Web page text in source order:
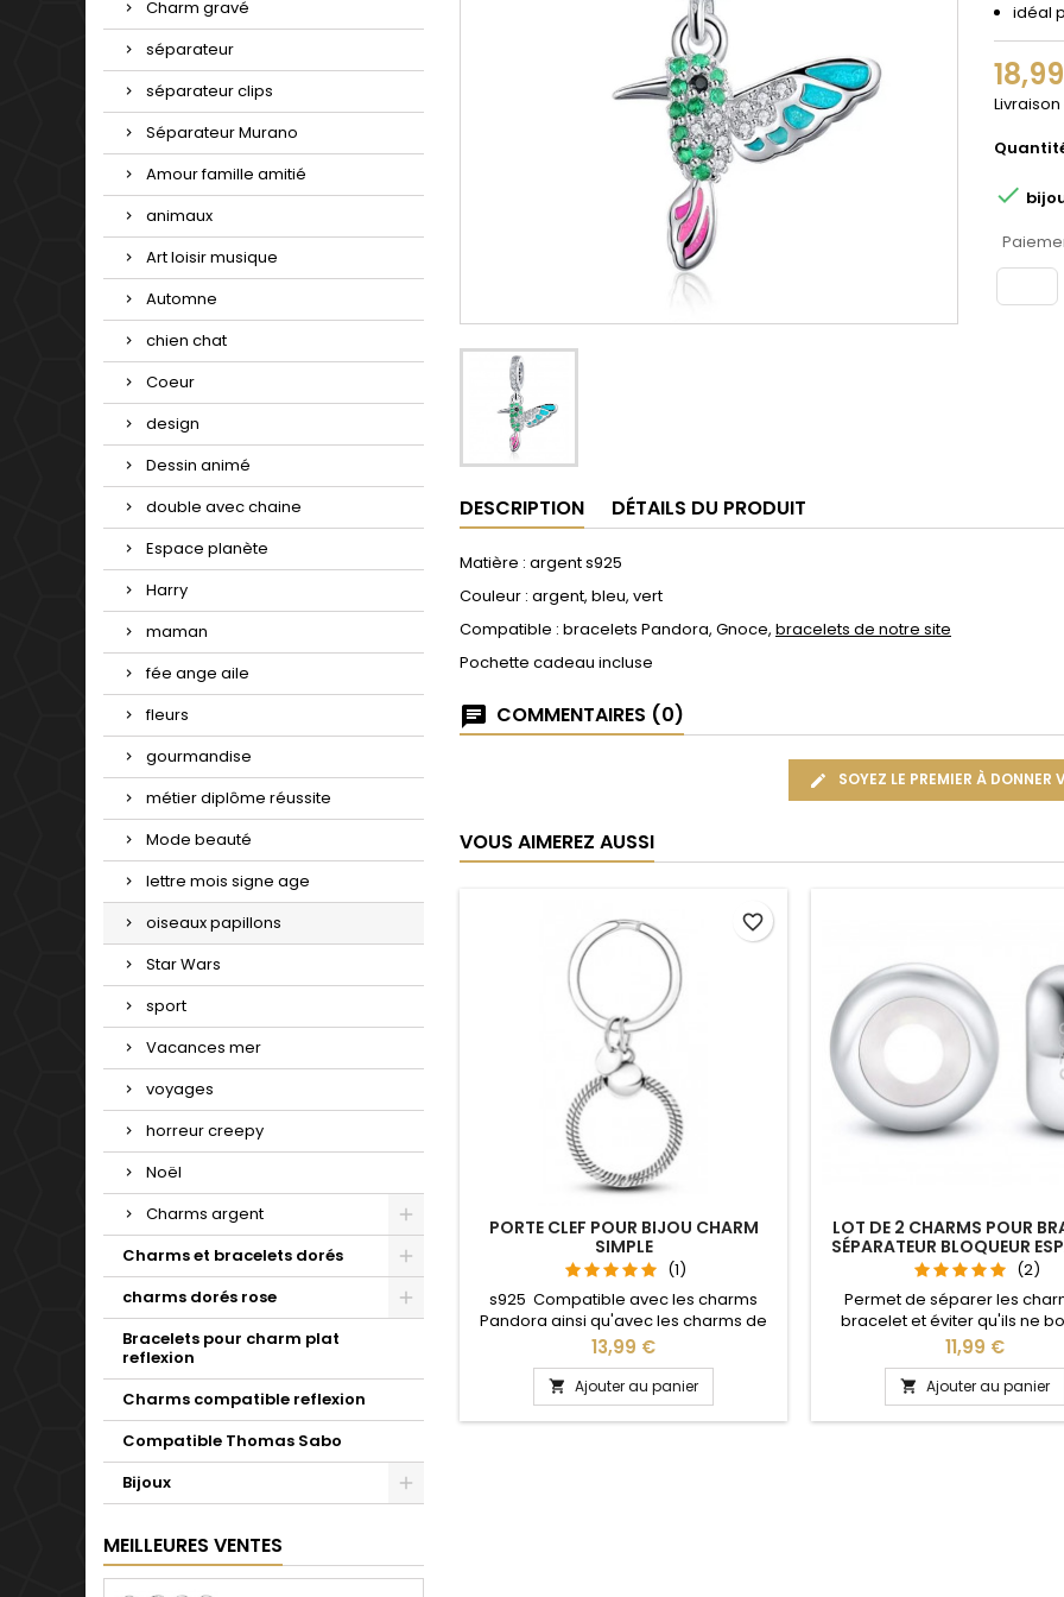
Charm gravé
séparateur
séparateur clips
Séparateur Murano
Amour famille amitié
animaux
Art loisir musique
Automne
chien chat
Coeur
design
Dessin animé
double avec chaine
Espace planète
Harry
maman
fée ange aile
fleurs
gourmandise
métier diplôme réussite
Mode beauté
lettre mois signe age
oiseaux papillons
Star Wars
sport
Vacances mer
voyages
horreur creepy
Noël
Charms argent
Charms et bracelets dorés
charms dorés rose
Bracelets pour charm plat
reflexion
Charms compatible reflexion
Compatible Thomas Sabo
Bijoux
MEILLEURES VENTES
idéal

DESCRIPTION DÉTAILS DU PRODUIT
Matière : argent s925
Couleur : argent, bleu, vert
Compatible : bracelets Pandora, Gnoce, bracelets de notre site
Pochette cadeau incluse
COMMENTAIRES (0)
SOYEZ LE PREMIER À DONNER
VOUS AIMEREZ AUSSI
PORTE CLEF POUR BIJOU CHARM
SIMPLE
(1)
s925 Compatible avec les charms
Pandora ainsi qu'avec les charms de
notre site idéal pour : Noël, Saint
Valentin, anniversaire, anniversaire de
mariage L'ouverture pour les charms
se fait au niveau de la boule
Prix
13,99 €
 Ajouter au panier
favorite_border
LOT DE 2 CHARMS POUR
SÉPARATEUR BLOQUEUR
(2)
Permet de séparer les
bracelet et éviter qu'ils ne
Compatible avec les
Pandora, Gnoce et les
de notre site idéal pour : Noël,
Valentin, anniversaire,
mariage
Prix
11,99 €
 Ajouter au panier